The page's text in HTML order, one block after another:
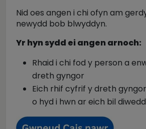
Nid oes angen i chi ofyn am
newydd bob blwyddyn.
Yr hyn sydd ei angen arnoch:
Rhaid i chi fod y person a
dreth gyngor
Eich rhif cyfrif y dreth
o hyd i hwn ar eich bil